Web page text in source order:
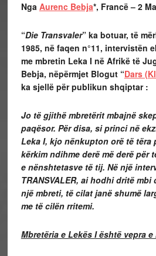
Nga Aurenc Bebja*, Francë – 2
“Die Transvaler” ka botuar, të
1985, në faqen n°11, intervistën
me mbretin Leka I në Afrikë të
Bebja, nëpërmjet Blogut “Dars
ka sjellë për publikun shqiptar :
Jo të gjithë mbretërit mbajnë
paqësor. Për disa, si princi në
Leka I, kjo nënkupton orë të tëra
kërkim ndihme derë më derë për
e nënshtetasve të tij. Në një
TRANSVALER, ai hodhi dritë
një mbreti, të cilat janë shumë
me të cilën rritemi.
Mbretëria e Lekës I është vepra